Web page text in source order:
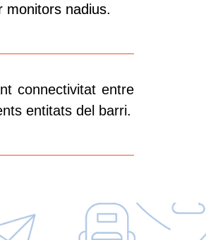
monitors nadius.
connectivitat entre
entitats del barri.